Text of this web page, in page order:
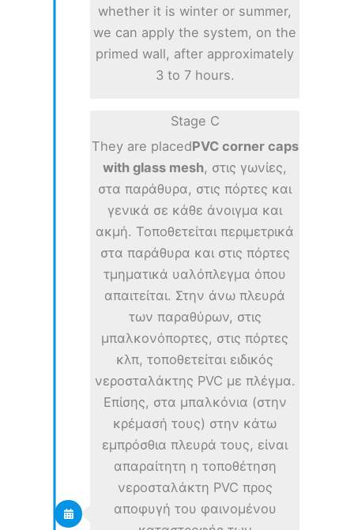
whether it is winter or summer,
we can apply the system, on the
primed wall, after approximately
3 to 7 hours.
Stage C
They are placedPVC corner caps
with glass mesh, στις γωνίες,
στα παράθυρα, στις πόρτες και
γενικά σε κάθε άνοιγμα και
ακμή. Τοποθετείται περιμετρικά
στα παράθυρα και στις πόρτες
τμηματικά υαλόπλεγμα όπου
απαιτείται. Στην άνω πλευρά
των παραθύρων, στις
μπαλκονόπορτες, στις πόρτες
κλπ, τοποθετείται ειδικός
νεροσταλάκτης PVC με πλέγμα.
Επίσης, στα μπαλκόνια (στην
κρέμασή τους) στην κάτω
εμπρόσθια πλευρά τους, είναι
απαραίτητη η τοποθέτηση
νεροσταλάκτη PVC προς
αποφυγή του φαινομένου